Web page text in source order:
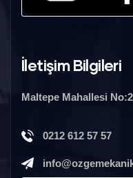
İletişim Bilgileri
Maltepe Mahallesi
0212 612 57 57